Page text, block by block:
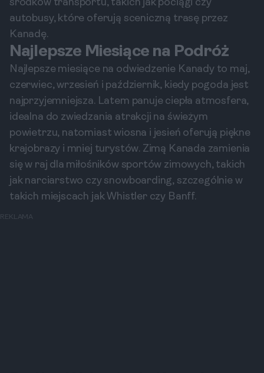
środków transportu, takich jak pociągi czy
autobusy, które oferują sceniczną trasę przez
Kanadę.
Najlepsze Miesiące na Podróż
Najlepsze miesiące na odwiedzenie Kanady to maj,
czerwiec, wrzesień i październik, kiedy pogoda jest
najprzyjemniejsza. Latem panuje ciepła atmosfera,
idealna do zwiedzania atrakcji na świeżym
powietrzu, natomiast wiosna i jesień oferują piękne
krajobrazy i mniej turystów. Zimą Kanada zamienia
się w raj dla miłośników sportów zimowych, takich
jak narciarstwo czy snowboarding, szczególnie w
takich miejscach jak Whistler czy Banff.
REKLAMA